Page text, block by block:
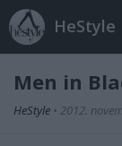
HeStyle
Men in
HeStyle • 2012.